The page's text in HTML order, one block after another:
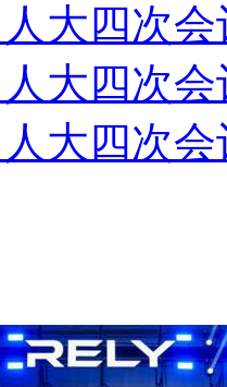
大四次
大四次
大四次